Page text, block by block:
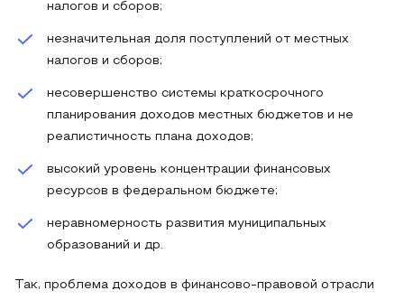
налогов и сборов;
незначительная доля поступлений от местных
налогов и сборов;
несовершенство системы краткосрочного
планирования доходов местных бюджетов и не
реалистичность плана доходов;
высокий уровень концентрации финансовых
ресурсов в федеральном бюджете;
неравномерность развития муниципальных
образований и др.
Так, проблема доходов в финансово-правовой отрасли